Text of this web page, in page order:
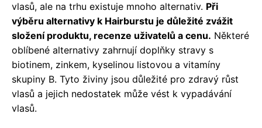
vlasů, ale na trhu existuje mnoho alternativ. Při
výběru alternativy k Hairburstu je důležité zvážit
složení produktu, recenze uživatelů a cenu. Některé
oblíbené alternativy zahrnují doplňky stravy s
biotinem, zinkem, kyselinou listovou a vitamíny
skupiny B. Tyto živiny jsou důležité pro zdravý růst
vlasů a jejich nedostatek může vést k vypadávání
vlasů.